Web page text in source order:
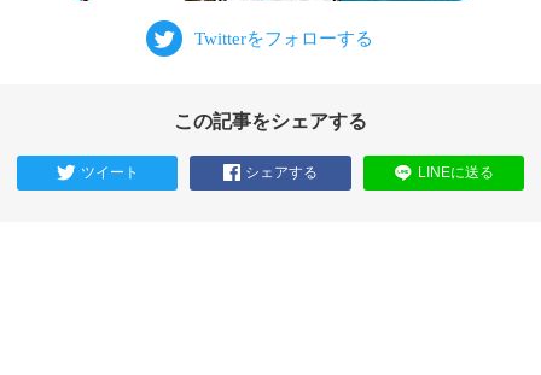
この記事をシェアする
ツイート シェアする LINEに送る